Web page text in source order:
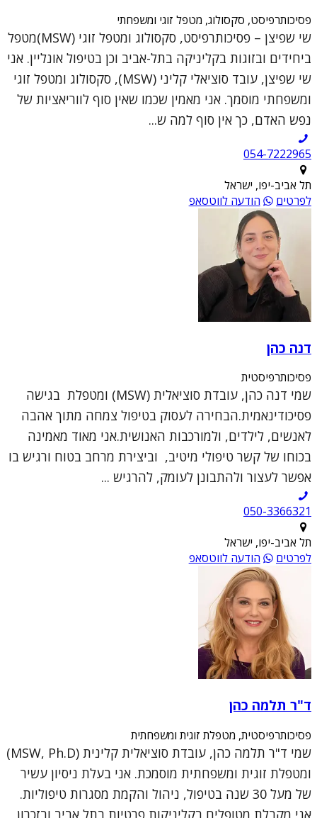
פסיכותרפיסט, סקסולוג, מטפל זוגי ומשפחתי
שי שפיצן – פסיכותרפיסט, סקסולוג ומטפל זוגי (MSW)מטפל
ביחידים ובזוגות בקליניקה בתל-אביב וכן בטיפול אונליין. אני
שי שפיצן, עובד סוציאלי קליני (MSW), סקסולוג ומטפל זוגי
ומשפחתי מוסמך. אני מאמין שכמו שאין סוף לווריאציות של
נפש האדם, כך אין סוף למה ש...
054-7222965
תל אביב-יפו, ישראל
לפרטים
הודעה לווטסאפ
דנה כהן
פסיכותרפיסטית
שמי דנה כהן, עובדת סוציאלית (MSW) ומטפלת בגישה
פסיכודינאמית.הבחירה לעסוק בטיפול צמחה מתוך אהבה
לאנשים, לילדים, ולמורכבות האנושית.אני מאוד מאמינה
בכוחו של קשר טיפולי מיטיב, וביצירת מרחב בטוח ורגיש בו
אפשר לעצור ולהתבונן לעומק, להרגיש ...
050-3366321
תל אביב-יפו, ישראל
לפרטים
הודעה לווטסאפ
ד"ר תלמה כהן
פסיכותרפיסטית, מטפלת זוגית ומשפחתית
שמי ד"ר תלמה כהן, עובדת סוציאלית קלינית (MSW, Ph.D)
ומטפלת זוגית ומשפחתית מוסמכת. אני בעלת ניסיון עשיר
של מעל 30 שנה בטיפול, ניהול והקמת מסגרות טיפוליות.
אני מקבלת מטופלים בקליניקות פרטיות בתל אביב ובזכרון